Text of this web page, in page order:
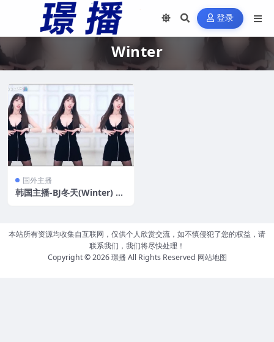
登录
Winter
国外主播
韩国主播-BJ冬天(Winter) 热
本站所有资源均收集自互联网，仅供个人欣赏交流，如不慎侵犯了您的权益，请
联系我们，我们将尽快处理！
Copyright © 2026璟播All Rights Reserved 网站地图